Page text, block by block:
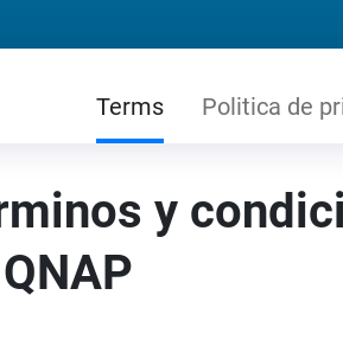
Terms Politica de
y